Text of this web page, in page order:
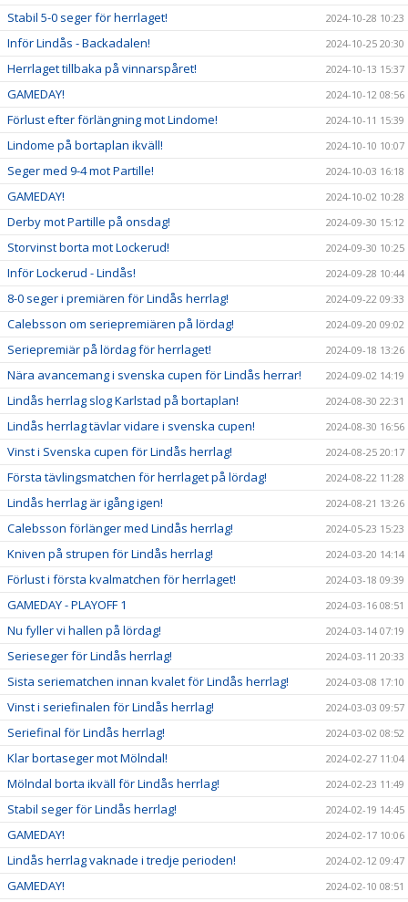
Stabil 5-0 seger för herrlaget! 2024-10-28 10:23
Inför Lindås - Backadalen! 2024-10-25 20:30
Herrlaget tillbaka på vinnarspåret! 2024-10-13 15:37
GAMEDAY! 2024-10-12 08:56
Förlust efter förlängning mot Lindome! 2024-10-11 15:39
Lindome på bortaplan ikväll! 2024-10-10 10:07
Seger med 9-4 mot Partille! 2024-10-03 16:18
GAMEDAY! 2024-10-02 10:28
Derby mot Partille på onsdag! 2024-09-30 15:12
Storvinst borta mot Lockerud! 2024-09-30 10:25
Inför Lockerud - Lindås! 2024-09-28 10:44
8-0 seger i premiären för Lindås herrlag! 2024-09-22 09:33
Calebsson om seriepremiären på lördag! 2024-09-20 09:02
Seriepremiär på lördag för herrlaget! 2024-09-18 13:26
Nära avancemang i svenska cupen för Lindås herrar! 2024-09-02 14:19
Lindås herrlag slog Karlstad på bortaplan! 2024-08-30 22:31
Lindås herrlag tävlar vidare i svenska cupen! 2024-08-30 16:56
Vinst i Svenska cupen för Lindås herrlag! 2024-08-25 20:17
Första tävlingsmatchen för herrlaget på lördag! 2024-08-22 11:28
Lindås herrlag är igång igen! 2024-08-21 13:26
Calebsson förlänger med Lindås herrlag! 2024-05-23 15:23
Kniven på strupen för Lindås herrlag! 2024-03-20 14:14
Förlust i första kvalmatchen för herrlaget! 2024-03-18 09:39
GAMEDAY - PLAYOFF 1 2024-03-16 08:51
Nu fyller vi hallen på lördag! 2024-03-14 07:19
Serieseger för Lindås herrlag! 2024-03-11 20:33
Sista seriematchen innan kvalet för Lindås herrlag! 2024-03-08 17:10
Vinst i seriefinalen för Lindås herrlag! 2024-03-03 09:57
Seriefinal för Lindås herrlag! 2024-03-02 08:52
Klar bortaseger mot Mölndal! 2024-02-27 11:04
Mölndal borta ikväll för Lindås herrlag! 2024-02-23 11:49
Stabil seger för Lindås herrlag! 2024-02-19 14:45
GAMEDAY! 2024-02-17 10:06
Lindås herrlag vaknade i tredje perioden! 2024-02-12 09:47
GAMEDAY! 2024-02-10 08:51